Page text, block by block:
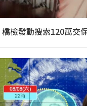
檢發動搜索120萬交